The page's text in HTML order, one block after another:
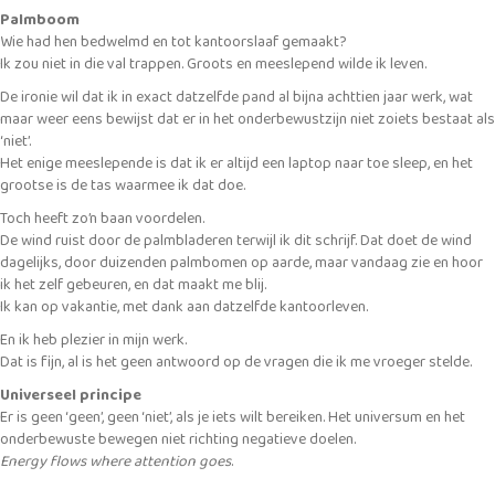
Palmboom
Wie had hen bedwelmd en tot kantoorslaaf gemaakt?
Ik zou niet in die val trappen. Groots en meeslepend wilde ik leven.
De ironie wil dat ik in exact datzelfde pand al bijna achttien jaar werk, wat
maar weer eens bewijst dat er in het onderbewustzijn niet zoiets bestaat als
‘niet’.
Het enige meeslepende is dat ik er altijd een laptop naar toe sleep, en het
grootse is de tas waarmee ik dat doe.
Toch heeft zo’n baan voordelen.
De wind ruist door de palmbladeren terwijl ik dit schrijf. Dat doet de wind
dagelijks, door duizenden palmbomen op aarde, maar vandaag zie en hoor
ik het zelf gebeuren, en dat maakt me blij.
Ik kan op vakantie, met dank aan datzelfde kantoorleven.
En ik heb plezier in mijn werk.
Dat is fijn, al is het geen antwoord op de vragen die ik me vroeger stelde.
Universeel principe
Er is geen ‘geen’, geen ‘niet’, als je iets wilt bereiken. Het universum en het
onderbewuste bewegen niet richting negatieve doelen.
Energy flows where attention goes.